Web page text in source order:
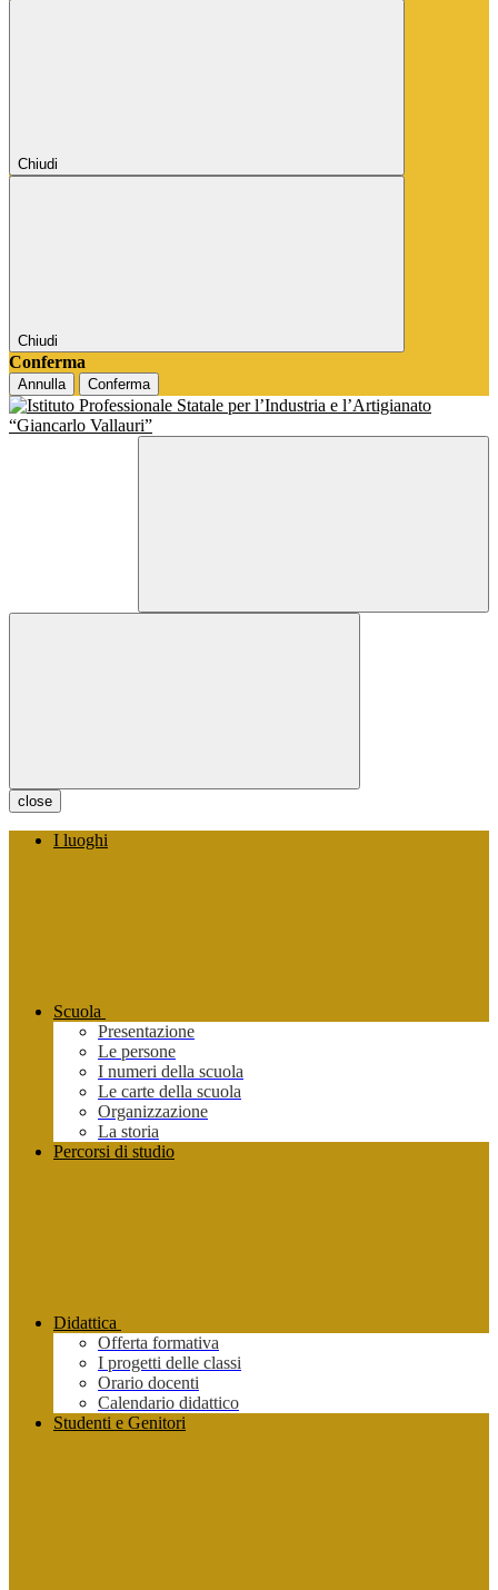
Chiudi
Chiudi
Conferma
Annulla Conferma
close
I luoghi
Scuola
Presentazione
Le persone
I numeri della scuola
Le carte della scuola
Organizzazione
La storia
Percorsi di studio
Didattica
Offerta formativa
I progetti delle classi
Orario docenti
Calendario didattico
Studenti e Genitori